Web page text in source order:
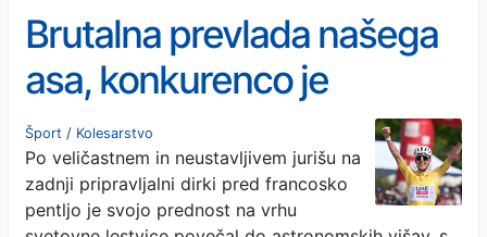
Brutalna prevlada našega
asa, konkurenco je
dobesedno zmlel
Šport / Kolesarstvo
Po veličastnem in neustavljivem jurišu na
zadnji pripravljalni dirki pred francosko
pentljo je svojo prednost na vrhu